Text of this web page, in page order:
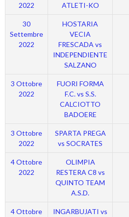
2022
ATLETI-KO
30
Settembre
2022
HOSTARIA
VECIA
FRESCADA vs
INDEPENDIENTE
SALZANO
3 Ottobre
2022
FUORI FORMA
F.C. vs S.S.
CALCIOTTO
BADOERE
3 Ottobre
2022
SPARTA PREGA
vs SOCRATES
4 Ottobre
2022
OLIMPIA
RESTERA C8 vs
QUINTO TEAM
A.S.D.
4 Ottobre
INGARBUJATI vs